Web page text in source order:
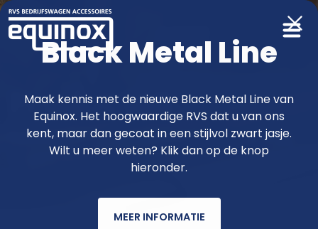
Producten
functioneler & fraaier met RVS van
Equinox
Black Metal Line
Maak kennis met de nieuwe Black Metal Line van
Equinox. Het hoogwaardige RVS dat u van ons
kent, maar dan gecoat in een stijlvol zwart jasje.
Wilt u meer weten? Klik dan op de knop
hieronder.
MEER INFORMATIE